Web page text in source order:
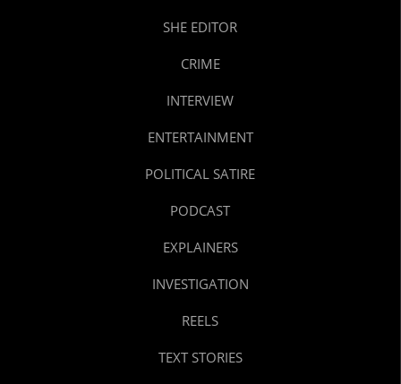
SHE EDITOR
CRIME
INTERVIEW
ENTERTAINMENT
POLITICAL SATIRE
PODCAST
EXPLAINERS
INVESTIGATION
REELS
TEXT STORIES